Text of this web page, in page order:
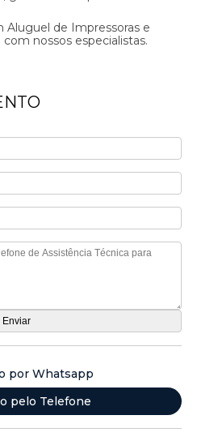
de Impressoras e
nossos especialistas.
por Whatsapp
pelo Telefone